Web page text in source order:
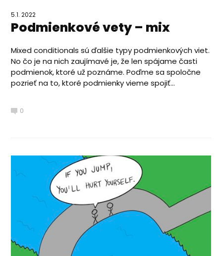
5.1. 2022
Podmienkové vety – mix
Mixed conditionals sú ďalšie typy podmienkových viet.
No čo je na nich zaujímavé je, že len spájame časti
podmienok, ktoré už poznáme. Poďme sa spoločne
pozrieť na to, ktoré podmienky vieme spojiť...
0